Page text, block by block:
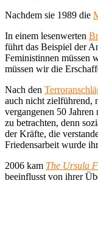
Nachdem sie 1989 die
In einem lesenwerten
führt das Beispiel der
Feministinnen müssen
müssen wir die
Nach den
auch nicht zielführend,
vergangenen 50
zu betrachten, denn
der Kräfte, die
Friedensarbeit wurde
2006 kam The Ursula
beeinflusst von ihrer